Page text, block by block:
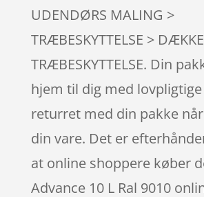
UDENDØRS MALING >
TRÆBESKYTTELSE >
TRÆBESKYTTELSE. Din
hjem til dig med lovpligtige
returret med din pakke
din vare. Det er
at online shoppere køber
Advance 10 L Ral 9010